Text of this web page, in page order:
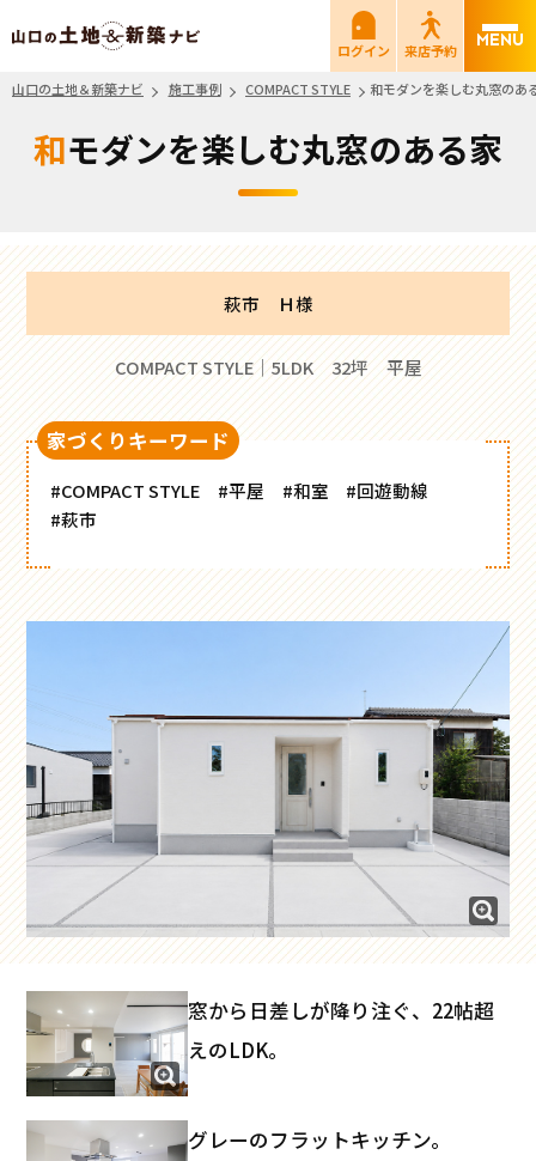
山口の土地＆新築ナビ
ログイン
来店予約
山口の土地＆新築ナビ
施工事例 COMPACT STYLE 和モダンを楽しむ丸窓のあ
和モダンを楽しむ丸窓のある家
萩市 Ｈ様
COMPACT STYLE｜5LDK 32坪 平屋
家づくりキーワード
#COMPACT STYLE #平屋 #和室
#回遊動線
#萩市
窓から日差しが降り注ぐ、22帖超
えのLDK。
グレーのフラットキッチン。